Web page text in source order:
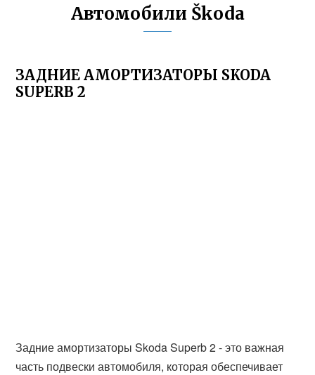
Автомобили Škoda
ЗАДНИЕ АМОРТИЗАТОРЫ SKODA
SUPERB 2
Задние амортизаторы Skoda Superb 2 - это важная
часть подвески автомобиля, которая обеспечивает